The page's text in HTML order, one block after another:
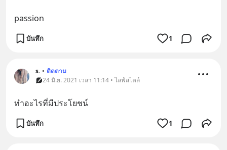
passion
บันทึก 1
s. • ติดตาม
24 มิ.ย. 2021 เวลา 11:14 • ไลฟ์สไตล์
ทำอะไรที่มีประโยชน์
บันทึก 1